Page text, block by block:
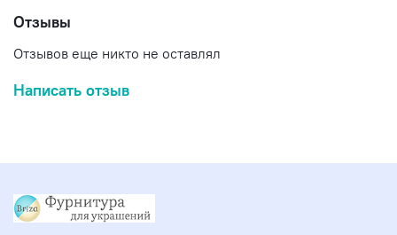
Отзывы
Отзывов еще никто не оставлял
Написать отзыв